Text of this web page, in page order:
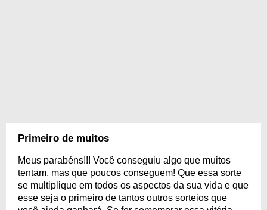
Primeiro de muitos
Meus parabéns!!! Você conseguiu algo que muitos
tentam, mas que poucos conseguem! Que essa sorte
se multiplique em todos os aspectos da sua vida e que
esse seja o primeiro de tantos outros sorteios que